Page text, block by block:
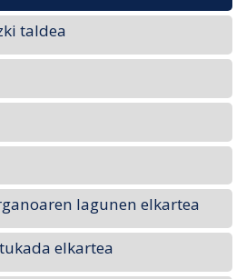
taldea
lagunen elkartea
elkartea